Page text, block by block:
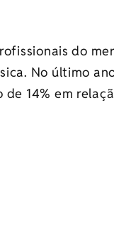
do
No último
14% em